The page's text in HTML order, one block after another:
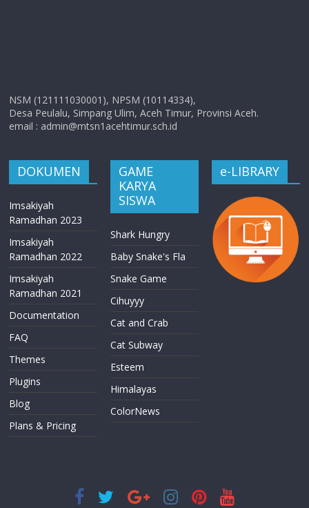
NSM (121111030001), NPSM (10114334),
Desa Peulalu, Simpang Ulim, Aceh Timur, Provinsi Aceh.
email : admin@mtsn1acehtimur.sch.id
DOKUMEN
Imsakiyah
Ramadhan 2023
Imsakiyah
Ramadhan 2022
Imsakiyah
Ramadhan 2021
Documentation
FAQ
Themes
Plugins
Blog
Plans & Pricing
GAME
KARYA
SISWA
Shark Hungry
Baby Snake's Fla
Snake Game
Cihuyyy
Cat and Crab
Cat Subway
Esteem
Himalayas
ColorNews
e-LIBRARY